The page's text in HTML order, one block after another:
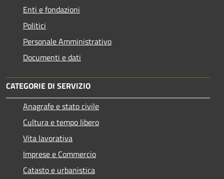
Enti e fondazioni
Politici
Personale Amministrativo
Documenti e dati
CATEGORIE DI SERVIZIO
Anagrafe e stato civile
Cultura e tempo libero
Vita lavorativa
Imprese e Commercio
Catasto e urbanistica